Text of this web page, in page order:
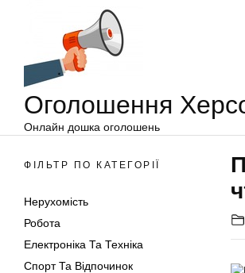
Оголошення
Онлайн дошка оголошень
ФІЛЬТР ПО КАТЕГОРІЇ
Нерухомість
Робота
Електроніка Та Техніка
Спорт Та Відпочинок